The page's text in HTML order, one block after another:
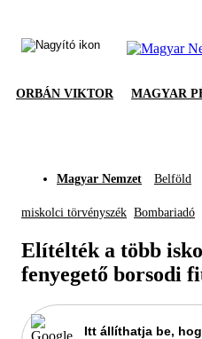
ORBÁN VIKTOR MAGYAR
Magyar Nemzet Belföld
miskolci törvényszék Bombariadó
Elítélték a több
fenyegető borsodi
Itt állíthatja be,